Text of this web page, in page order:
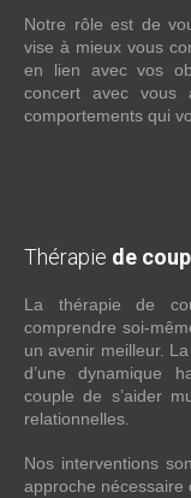
Notre rôle est de
vise à mieux vous
en lien avec vos
concert avec vous
comportements qui
Thérapie de
La thérapie de
comprendre soi-
un avenir meilleur.
d’une dynamique
couple de s’aider
relationnelles.
Nos interventions
approche nécessaire